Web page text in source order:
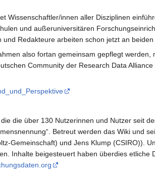
Wissenschaftler/innen aller Disziplinen
und außeruniversitären
Redakteure arbeiten schon jetzt an beiden
also fortan gemeinsam gepflegt werden,
Community der Research Data
die über 130 Nutzerinnen und Nutzer seit
Betreut werden das Wiki und
Gemeinschaft) und Jens Klump (CSIRO)).
Inhalte beigesteuert haben überdies etliche